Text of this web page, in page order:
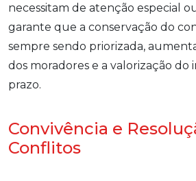
necessitam de atenção especial
garante que a conservação do
sempre sendo priorizada,
dos moradores e a valorização do
prazo.
Convivência e
Conflitos